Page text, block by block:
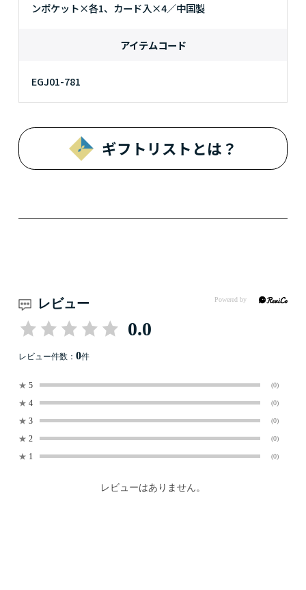
ンポケット×各1、カード入×4／中国製
アイテムコード
EGJ01-781
ギフトリストとは？
レビュー
0.0
レビュー件数： 0件
★ 5 (0)
★ 4 (0)
★ 3 (0)
★ 2 (0)
★ 1 (0)
レビューはありません。